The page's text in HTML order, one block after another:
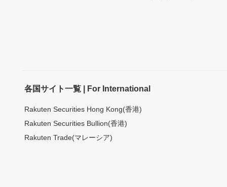
各国サイト一覧 | For International
Rakuten Securities Hong Kong(香港)
Rakuten Securities Bullion(香港)
Rakuten Trade(マレーシア)